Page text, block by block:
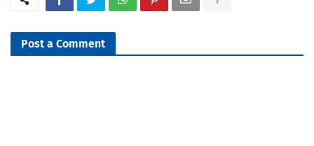
Post a Comment